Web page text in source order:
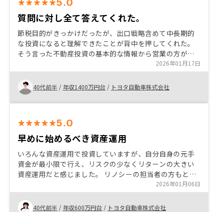
5.0
質問に対し全て答えてくれた。
節税目的がきっかけだったが、出口戦略含めて中長期的
な投資になると理解できたことが背中を押してくれた。
そう言った不動産投資の基本的な情報から営業の方が丁
寧に教えてくれたため、安心して始めることが出来たと
感じてる。また投資物件毎に借りれるローンの上限が銀
行側で決められているというところも第三者の目が入っ
てるという意味で安心に繋がった。
2026年01月17日
40代前半 / 年収1400万円台 / トヨタ自動車株式会社
5.0
早めに始めるべき資産運用
いろんな資産運用で投資していますが、自分自身の元手
資金が最小限で行え、リスクの少なくリターンの大きい
資産運用だと感じました。 リノシーの担当者の方もとて
も丁寧で分からないことは詳しく納得のいくまで説明し
てくださるので、不安も解消されて安心したお取り引き
ができました。
2026年01月06日
40代前半 / 年収600万円台 / トヨタ自動車株式会社